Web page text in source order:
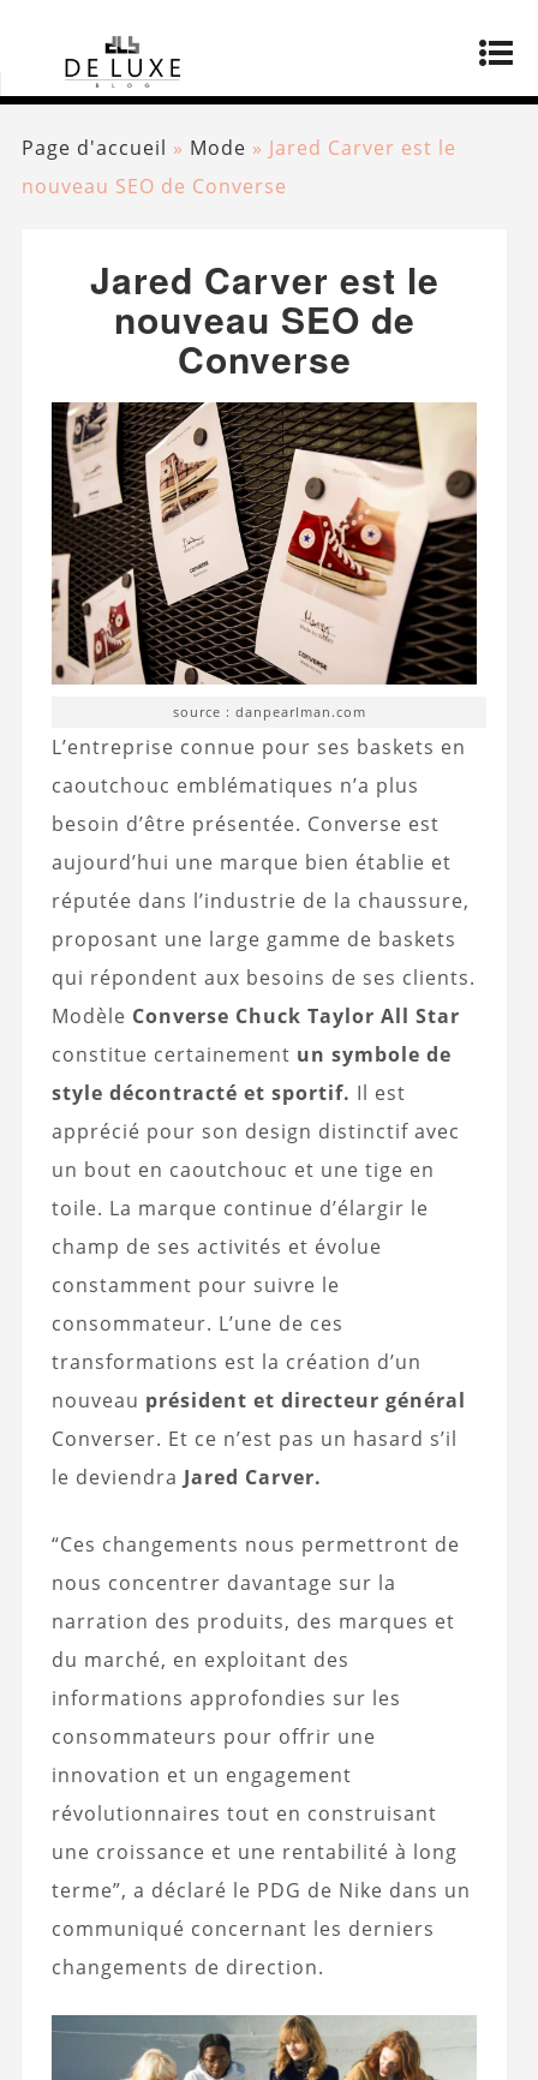
Page d'accueil » Mode » Jared Carver est le
nouveau SEO de Converse
Jared Carver est le
nouveau SEO de
Converse
source : danpearlman.com
L’entreprise connue pour ses baskets en
caoutchouc emblématiques n’a plus
besoin d’être présentée. Converse est
aujourd’hui une marque bien établie et
réputée dans l’industrie de la chaussure,
proposant une large gamme de baskets
qui répondent aux besoins de ses clients.
Modèle Converse Chuck Taylor All Star
constitue certainement un symbole de
style décontracté et sportif. Il est
apprécié pour son design distinctif avec
un bout en caoutchouc et une tige en
toile. La marque continue d’élargir le
champ de ses activités et évolue
constamment pour suivre le
consommateur. L’une de ces
transformations est la création d’un
nouveau président et directeur général
Converser. Et ce n’est pas un hasard s’il
le deviendra Jared Carver.
“Ces changements nous permettront de
nous concentrer davantage sur la
narration des produits, des marques et
du marché, en exploitant des
informations approfondies sur les
consommateurs pour offrir une
innovation et un engagement
révolutionnaires tout en construisant
une croissance et une rentabilité à long
terme”, a déclaré le PDG de Nike dans un
communiqué concernant les derniers
changements de direction.